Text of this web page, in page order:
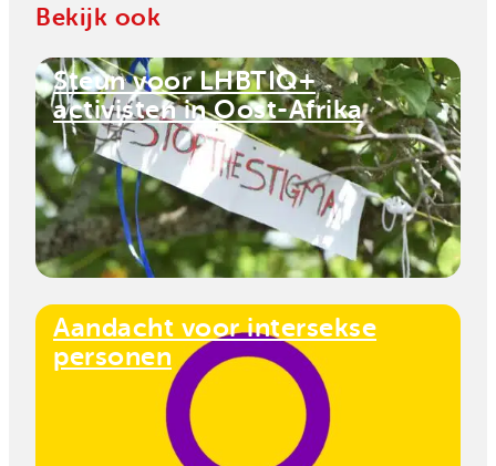
Bekijk ook
Steun voor LHBTIQ+
activisten in Oost-Afrika
Aandacht voor intersekse
personen